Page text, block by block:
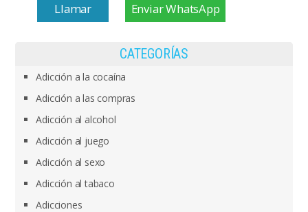
Llamar Enviar WhatsApp
CATEGORÍAS
Adicción a la cocaína
Adicción a las compras
Adicción al alcohol
Adicción al juego
Adicción al sexo
Adicción al tabaco
Adicciones